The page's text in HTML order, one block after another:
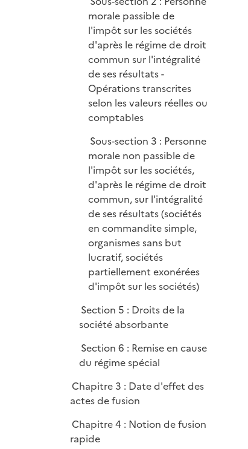
morale passible de
l'impôt sur les sociétés
d'après le régime de droit
commun sur l'intégralité
de ses résultats -
Opérations transcrites
selon les valeurs réelles ou
comptables
Sous-section 3 : Personne
morale non passible de
l'impôt sur les sociétés,
d'après le régime de droit
commun, sur l'intégralité
de ses résultats (sociétés
en commandite simple,
organismes sans but
lucratif, sociétés
partiellement exonérées
d'impôt sur les sociétés)
Section 5 : Droits de la
société absorbante
Section 6 : Remise en cause
du régime spécial
Chapitre 3 : Date d'effet des
actes de fusion
Chapitre 4 : Notion de fusion
rapide